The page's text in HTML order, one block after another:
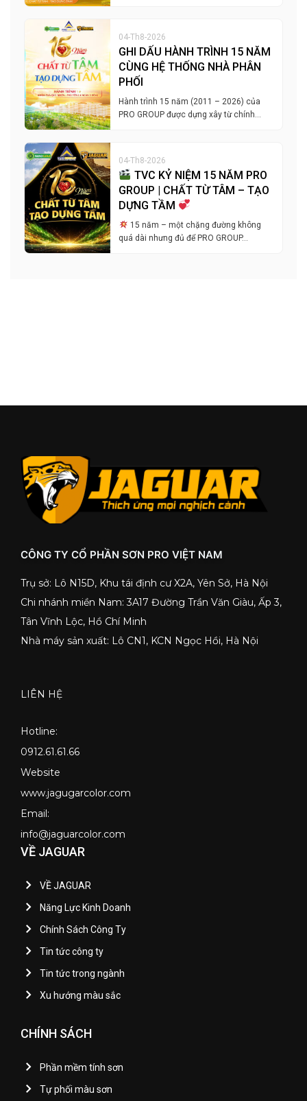
04-Th8-2026
GHI DẤU HÀNH TRÌNH 15 NĂM
CÙNG HỆ THỐNG NHÀ PHÂN
PHỐI
Hành trình 15 năm (2011 – 2026) của
PRO GROUP được dựng xây từ chính…
04-Th8-2026
TVC KỶ NIỆM 15 NĂM PRO
GROUP | CHẤT TỪ TÂM – TẠO
DỰNG TẦM
15 năm – một chặng đường không
quá dài nhưng đủ để PRO GROUP…
CÔNG TY CỔ PHẦN SƠN PRO VIỆT NAM
Trụ sở: Lô N15D, Khu tái định cư X2A, Yên Sở, Hà Nội
Chi nhánh miền Nam: 3A17 Đường Trần Văn Giàu, Ấp 3,
Tân Vĩnh Lộc, Hồ Chí Minh
Nhà máy sản xuất: Lô CN1, KCN Ngọc Hồi, Hà Nội
LIÊN HỆ
Hotline:
0912.61.61.66
Website
www.jagugarcolor.com
Email:
info@jaguarcolor.com
VỀ JAGUAR
VỀ JAGUAR
Năng Lực Kinh Doanh
Chính Sách Công Ty
Tin tức công ty
Tin tức trong ngành
Xu hướng màu sắc
CHÍNH SÁCH
Phần mềm tính sơn
Tự phối màu sơn